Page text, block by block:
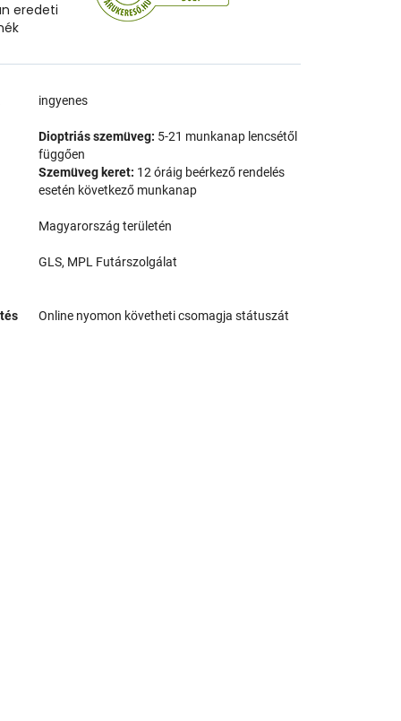
eredeti
ingyenes
Dioptriás szemüveg: 5-21 munkanap lencsétől
függően
Szemüveg keret: 12 óráig beérkező rendelés
esetén következő munkanap
Magyarország területén
GLS, MPL Futárszolgálat
Online nyomon követheti csomagja státuszát